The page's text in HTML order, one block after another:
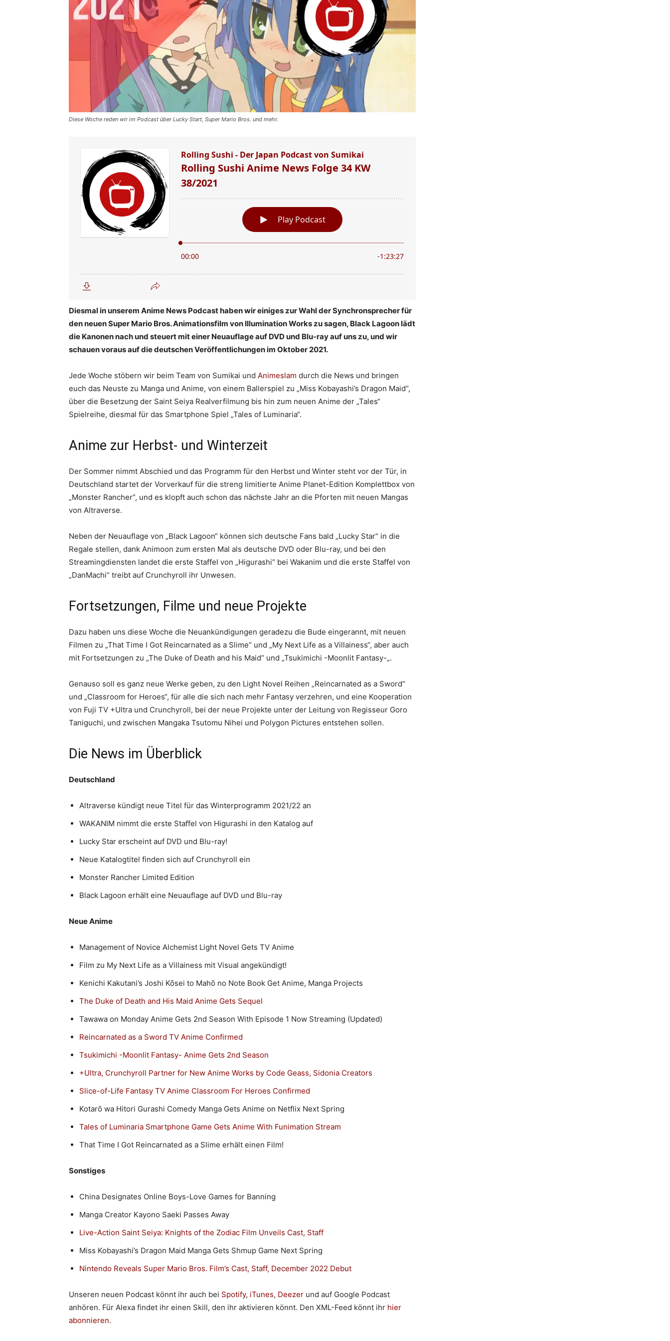
Diese Woche reden wir im Podcast über Lucky Start, Super Mario Bros. und mehr.
Diesmal in unserem Anime News Podcast haben wir einiges zur Wahl der Synchronsprecher für
den neuen Super Mario Bros. Animationsfilm von Illumination Works zu sagen, Black Lagoon lädt
die Kanonen nach und steuert mit einer Neuauflage auf DVD und Blu-ray auf uns zu, und wir
schauen voraus auf die deutschen Veröffentlichungen im Oktober 2021.
Jede Woche stöbern wir beim Team von Sumikai und Animeslam durch die News und bringen
euch das Neuste zu Manga und Anime, von einem Ballerspiel zu „Miss Kobayashi’s Dragon Maid“,
über die Besetzung der Saint Seiya Realverfilmung bis hin zum neuen Anime der „Tales“
Spielreihe, diesmal für das Smartphone Spiel „Tales of Luminaria“.
Anime zur Herbst- und Winterzeit
Der Sommer nimmt Abschied und das Programm für den Herbst und Winter steht vor der Tür, in
Deutschland startet der Vorverkauf für die streng limitierte Anime Planet-Edition Komplettbox von
„Monster Rancher“, und es klopft auch schon das nächste Jahr an die Pforten mit neuen Mangas
von Altraverse.
Neben der Neuauflage von „Black Lagoon“ können sich deutsche Fans bald „Lucky Star“ in die
Regale stellen, dank Animoon zum ersten Mal als deutsche DVD oder Blu-ray, und bei den
Streamingdiensten landet die erste Staffel von „Higurashi“ bei Wakanim und die erste Staffel von
„DanMachi“ treibt auf Crunchyroll ihr Unwesen.
Fortsetzungen, Filme und neue Projekte
Dazu haben uns diese Woche die Neuankündigungen geradezu die Bude eingerannt, mit neuen
Filmen zu „That Time I Got Reincarnated as a Slime“ und „My Next Life as a Villainess“, aber auch
mit Fortsetzungen zu „The Duke of Death and his Maid“ und „Tsukimichi -Moonlit Fantasy-„.
Genauso soll es ganz neue Werke geben, zu den Light Novel Reihen „Reincarnated as a Sword“
und „Classroom for Heroes“, für alle die sich nach mehr Fantasy verzehren, und eine Kooperation
von Fuji TV +Ultra und Crunchyroll, bei der neue Projekte unter der Leitung von Regisseur Goro
Taniguchi, und zwischen Mangaka Tsutomu Nihei und Polygon Pictures entstehen sollen.
Die News im Überblick
Deutschland
Altraverse kündigt neue Titel für das Winterprogramm 2021/22 an
WAKANIM nimmt die erste Staffel von Higurashi in den Katalog auf
Lucky Star erscheint auf DVD und Blu-ray!
Neue Katalogtitel finden sich auf Crunchyroll ein
Monster Rancher Limited Edition
Black Lagoon erhält eine Neuauflage auf DVD und Blu-ray
Neue Anime
Management of Novice Alchemist Light Novel Gets TV Anime
Film zu My Next Life as a Villainess mit Visual angekündigt!
Kenichi Kakutani’s Joshi Kōsei to Mahō no Note Book Get Anime, Manga Projects
The Duke of Death and His Maid Anime Gets Sequel
Tawawa on Monday Anime Gets 2nd Season With Episode 1 Now Streaming (Updated)
Reincarnated as a Sword TV Anime Confirmed
Tsukimichi -Moonlit Fantasy- Anime Gets 2nd Season
+Ultra, Crunchyroll Partner for New Anime Works by Code Geass, Sidonia Creators
Slice-of-Life Fantasy TV Anime Classroom For Heroes Confirmed
Kotarō wa Hitori Gurashi Comedy Manga Gets Anime on Netflix Next Spring
Tales of Luminaria Smartphone Game Gets Anime With Funimation Stream
That Time I Got Reincarnated as a Slime erhält einen Film!
Sonstiges
China Designates Online Boys-Love Games for Banning
Manga Creator Kayono Saeki Passes Away
Live-Action Saint Seiya: Knights of the Zodiac Film Unveils Cast, Staff
Miss Kobayashi’s Dragon Maid Manga Gets Shmup Game Next Spring
Nintendo Reveals Super Mario Bros. Film’s Cast, Staff, December 2022 Debut
Unseren neuen Podcast könnt ihr auch bei Spotify, iTunes, Deezer und auf Google Podcast
anhören. Für Alexa findet ihr einen Skill, den ihr aktivieren könnt. Den XML-Feed könnt ihr hier
abonnieren.